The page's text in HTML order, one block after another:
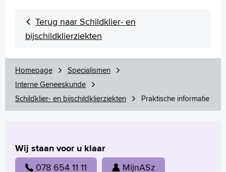
Zoeken
English
Polski
Türkçe
Arabisch
Terug naar Schildklier- en
bijschildklierziekten
Homepage
Specialismen
Interne Geneeskunde
Schildklier- en bijschildklierziekten
Praktische informatie
Wij staan voor u klaar
078 654 11 11 MijnASz